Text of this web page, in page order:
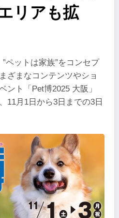
リアも拡
ペットは家族”をコンセプ
ざまなコンテンツやショ
ント「Pet博2025 大阪」
11月1日から3日までの3日